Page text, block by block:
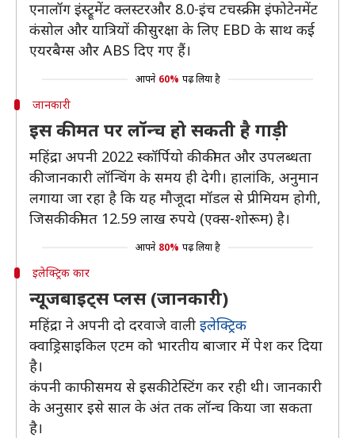
एनालॉग इंस्ट्रूमेंट क्लस्टरऔर 8.0-इंच टचस्क्रीन इंफोटेनमेंट
कंसोल और यात्रियों की सुरक्षा के लिए EBD के साथ कई
एयरबैग्स और ABS दिए गए हैं।
आपने 60% पढ़ लिया है
जानकारी
इस कीमत पर लॉन्च हो सकती है गाड़ी
महिंद्रा अपनी 2022 स्कॉर्पियो की कीमत और उपलब्धता
की जानकारी लॉन्चिंग के समय ही देगी। हालांकि, अनुमान
लगाया जा रहा है कि यह मौजूदा मॉडल से प्रीमियम होगी,
जिसकी कीमत 12.59 लाख रुपये (एक्स-शोरूम) है।
आपने 80% पढ़ लिया है
इलेक्ट्रिक कार
न्यूजबाइट्स प्लस (जानकारी)
महिंद्रा ने अपनी दो दरवाजे वाली इलेक्ट्रिक
क्वाड्रिसाइकिल एटम को भारतीय बाजार में पेश कर दिया
है।
कंपनी काफी समय से इसकी टेस्टिंग कर रही थी। जानकारी
के अनुसार इसे साल के अंत तक लॉन्च किया जा सकता
है।